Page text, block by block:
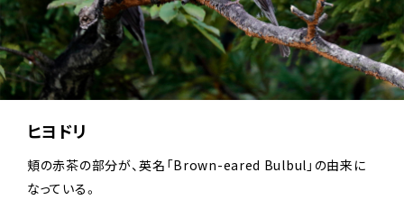
ヒヨドリ
頬の赤茶の部分が、英名「Brown-eared Bulbul」の由来に
なっている。